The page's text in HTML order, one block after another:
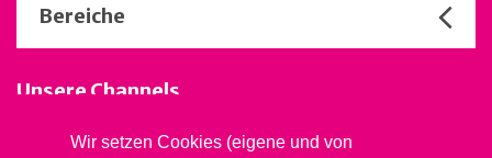
Wir setzen Cookies (eigene und von
Bereiche
Unsere Channels